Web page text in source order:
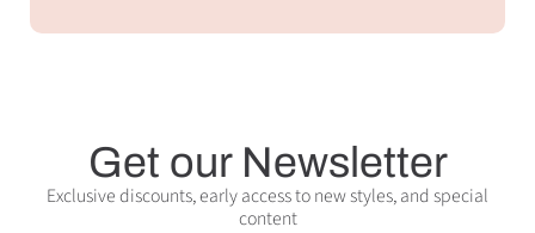
Get our Newsletter
Exclusive discounts, early access to new styles, and special
content